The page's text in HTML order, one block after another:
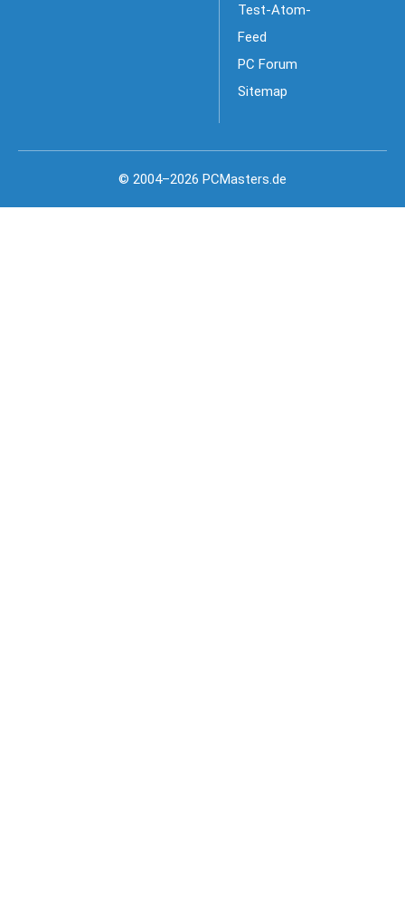
Test-Atom-
Feed
PC Forum
Sitemap
© 2004–2026 PCMasters.de